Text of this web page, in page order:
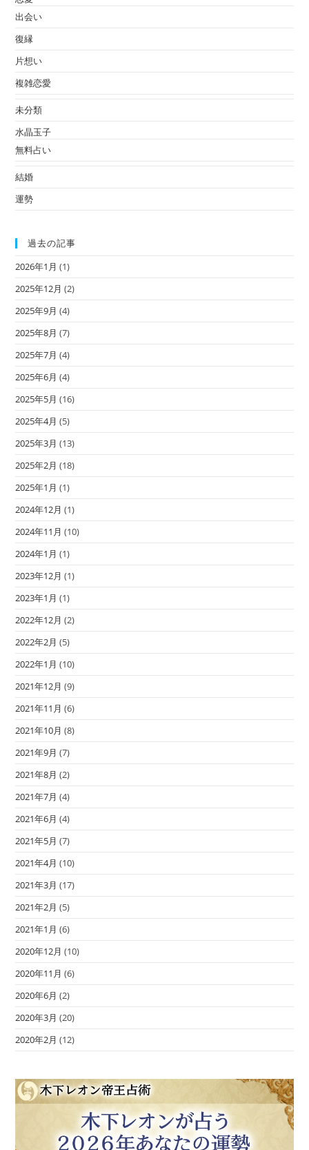
出会い
復縁
片想い
複雑恋愛
未分類
水晶玉子
無料占い
結婚
運勢
過去の記事
2026年1月 (1)
2025年12月 (2)
2025年9月 (4)
2025年8月 (7)
2025年7月 (4)
2025年6月 (4)
2025年5月 (16)
2025年4月 (5)
2025年3月 (13)
2025年2月 (18)
2025年1月 (1)
2024年12月 (1)
2024年11月 (10)
2024年1月 (1)
2023年12月 (1)
2023年1月 (1)
2022年12月 (2)
2022年2月 (5)
2022年1月 (10)
2021年12月 (9)
2021年11月 (6)
2021年10月 (8)
2021年9月 (7)
2021年8月 (2)
2021年7月 (4)
2021年6月 (4)
2021年5月 (7)
2021年4月 (10)
2021年3月 (17)
2021年2月 (5)
2021年1月 (6)
2020年12月 (10)
2020年11月 (6)
2020年6月 (2)
2020年3月 (20)
2020年2月 (12)